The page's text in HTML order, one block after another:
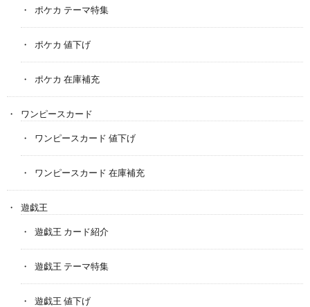
ポケカ テーマ特集
ポケカ 値下げ
ポケカ 在庫補充
ワンピースカード
ワンピースカード 値下げ
ワンピースカード 在庫補充
遊戯王
遊戯王 カード紹介
遊戯王 テーマ特集
遊戯王 値下げ